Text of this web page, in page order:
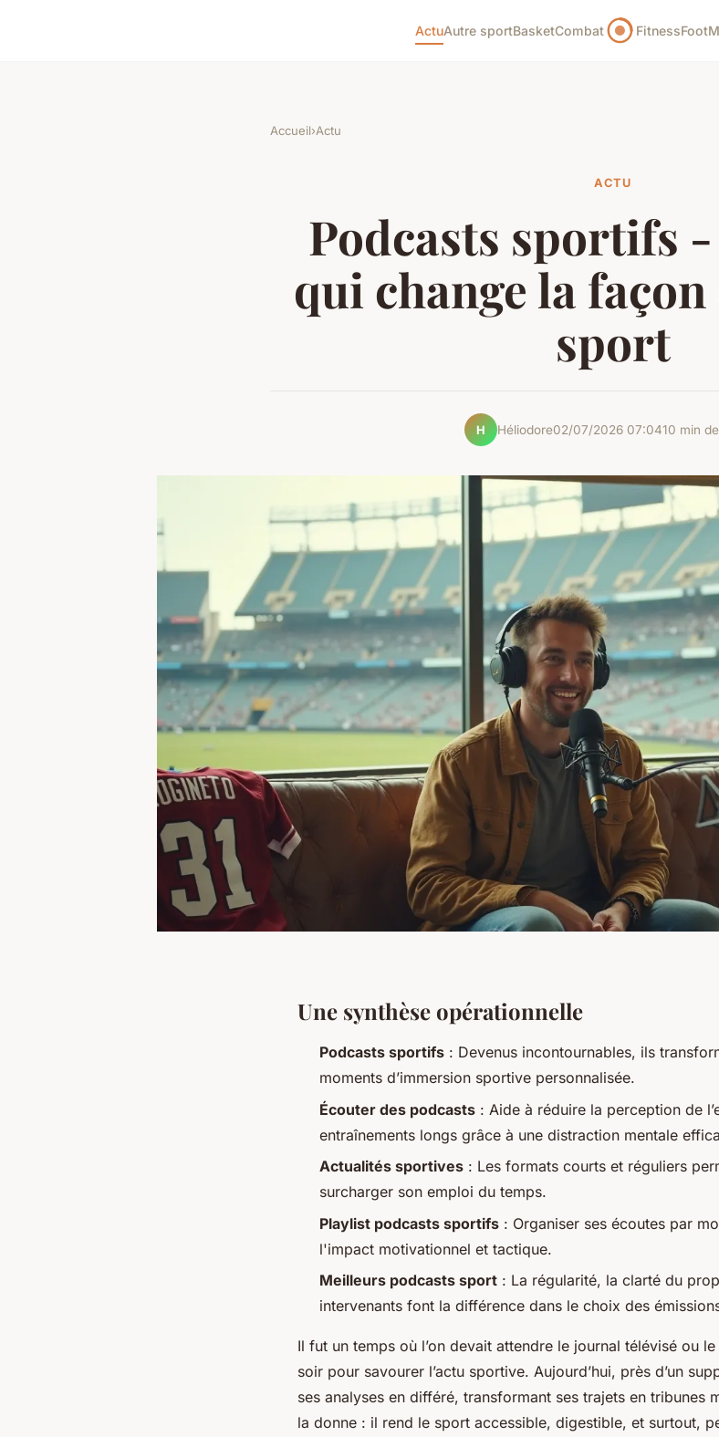
ActuAutre sportBasketCombat FitnessFoot
Accueil›Actu
ACTU
Podcasts sportifs
qui change la
sport
H Héliodore02/07/2026 07:0410 min
Une synthèse opérationnelle
Podcasts sportifs : Devenus incontournables, ils
moments d’immersion sportive personnalisée.
Écouter des podcasts : Aide à réduire la perception de
entraînements longs grâce à une distraction mentale
Actualités sportives : Les formats courts et réguliers
surcharger son emploi du temps.
Playlist podcasts sportifs : Organiser ses écoutes par
l'impact motivationnel et tactique.
Meilleurs podcasts sport : La régularité, la clarté du
intervenants font la différence dans le choix des
Il fut un temps où l’on devait attendre le journal télévisé ou
soir pour savourer l’actu sportive. Aujourd’hui, près d’un
ses analyses en différé, transformant ses trajets en tribunes
la donne : il rend le sport accessible, digestible, et surtout,